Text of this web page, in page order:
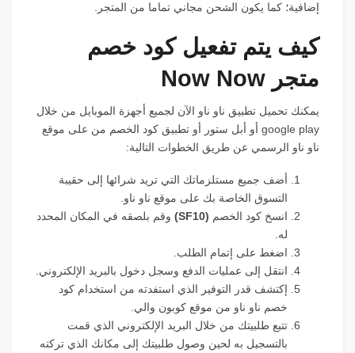
إضافية؛ كما يكون الشحن مجاني تماما من المتجر.
كيف يتم تفعيل كود خصم
متجر Now Now
يمكنك تحميل تطبيق ناو ناو الآن لجميع أجهزة الموبايل من خلال
google play أو أبل ستور أو تطبيق كود الخصم من على موقع
ناو ناو الرسمي عن طريق الخطوات التالية:
أضف جميع مستلزماتك التي تريد شرائها إلى حقيبة
التسوق الخاصة بك على موقع ناو ناو.
انسخ كود الخصم SF10
)وقم بلصقه في المكان المحدد
له.
اضغط على إتمام الطلب.
انتقل إلى عمليات الدفع وسجل دخول بالبريد الإلكتروني.
إكتشف قدر التوفير الذي استفدته من استخدام كود
خصم ناو ناو من موقع كوبون والي.
تتبع طلبيتك من خلال البريد الإلكتروني الذي قمت
بالتسجيل به لحين وصول طلبيتك إلى مكانك الذي تركته